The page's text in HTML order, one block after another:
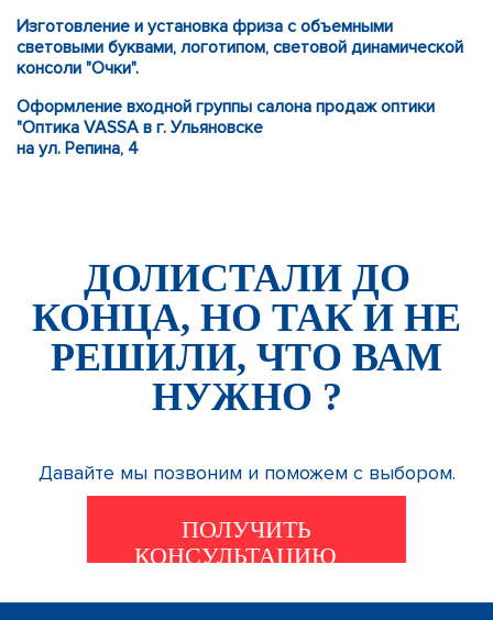
Изготовление и установка фриза с объемными
световыми буквами, логотипом, световой динамической
консоли "Очки".
Оформление входной группы салона продаж оптики
"Оптика VASSA в г. Ульяновске
на ул. Репина, 4
ДОЛИСТАЛИ ДО
КОНЦА, НО ТАК И НЕ
РЕШИЛИ, ЧТО ВАМ
НУЖНО ?
Давайте мы позвоним и поможем с выбором.
ПОЛУЧИТЬ
КОНСУЛЬТАЦИЮ